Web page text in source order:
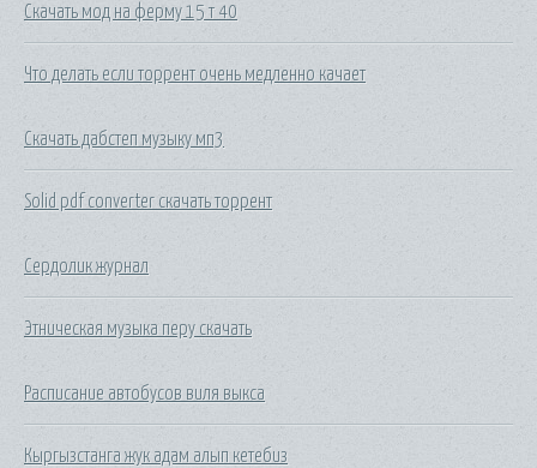
Скачать мод на ферму 15 т 40
Что делать если торрент очень медленно качает
Скачать дабстеп музыку мп3
Solid pdf converter скачать торрент
Сердолик журнал
Этническая музыка перу скачать
Расписание автобусов виля выкса
Кыргызстанга жук адам алып кетебиз